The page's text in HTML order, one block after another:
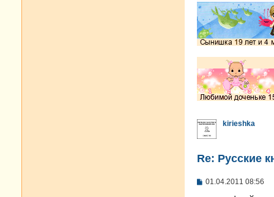
е
kirieshka
Re: Русские
С
01.04.2011 08:56